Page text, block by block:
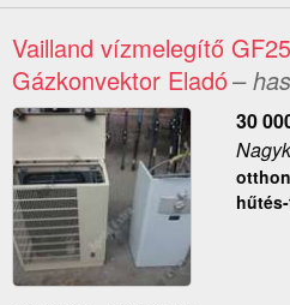
Vailland vízmelegítő
Gázkonvektor Eladó–
30